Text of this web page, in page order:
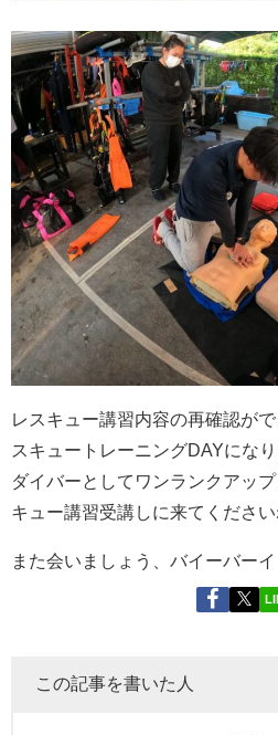
レスキュー講習内容の再確認が
スキュートレーニングDAYにな
ダイバーとしてワンランクアッ
キュー講習受講しに来てください
また会いましょう、バイーバーイ
この記事を書いた人